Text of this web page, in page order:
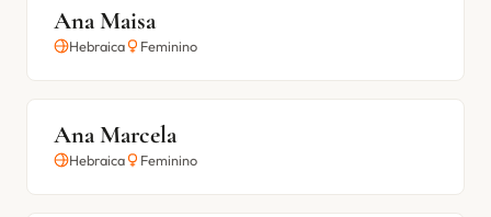
Ana Maisa
Hebraica Feminino
Ana Marcela
Hebraica Feminino